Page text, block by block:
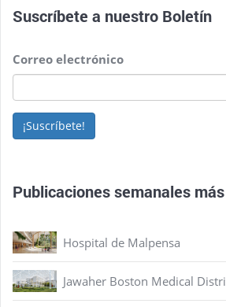
Suscríbete a nuestro Boletín
Correo electrónico
¡Suscríbete!
Publicaciones semanales
Hospital de Malpensa
Jawaher Boston Medical